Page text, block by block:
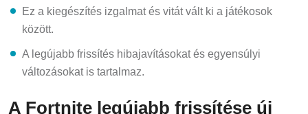
Ez a kiegészítés izgalmat és vitát vált ki a játékosok
között.
A legújabb frissítés hibajavításokat és egyensúlyi
változásokat is tartalmaz.
A Fortnite legújabb frissítése új